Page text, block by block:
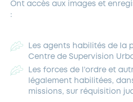
Ont accès aux images et
:
Les agents habilités de la
Centre de Supervision
Les forces de l’ordre et
légalement habilitées,
missions, sur réquisition